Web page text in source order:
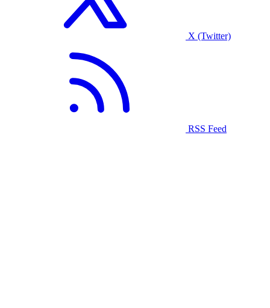
X (Twitter)
RSS Feed